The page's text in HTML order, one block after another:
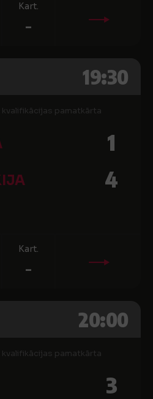
Kart.
-
19:30
pamatkārta
1
4
Kart.
-
20:00
pamatkārta
3